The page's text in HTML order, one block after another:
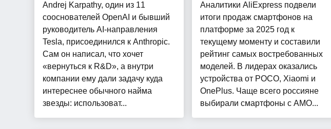
Andrej Karpathy, один из 11
сооснователей OpenAI и бывший
руководитель AI-направления
Tesla, присоединился к Anthropic.
Сам он написал, что хочет
«вернуться к R&D», а внутри
компании ему дали задачу куда
интереснее обычного найма
звезды: использоват...
Аналитики AliExpress подвели
итоги продаж смартфонов на
платформе за 2025 год к
текущему моменту и составили
рейтинг самых востребованных
моделей. В лидерах оказались
устройства от POCO, Xiaomi и
OnePlus. Чаще всего россияне
выбирали смартфоны с AMO...